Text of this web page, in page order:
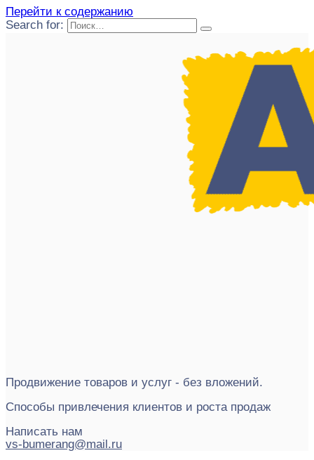
Перейти к содержанию
Search for:
Продвижение товаров и услуг - без вложений.
Способы привлечения клиентов и роста продаж
Написать нам
vs-bumerang@mail.ru